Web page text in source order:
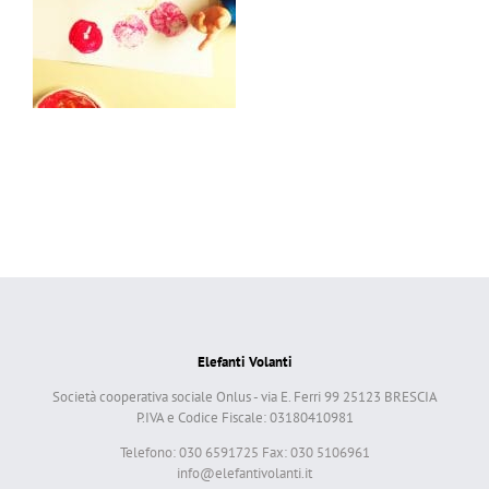
Elefanti Volanti
Società cooperativa sociale Onlus - via E. Ferri 99 25123 BRESCIA
P.IVA e Codice Fiscale: 03180410981
Telefono: 030 6591725 Fax: 030 5106961
info@elefantivolanti.it